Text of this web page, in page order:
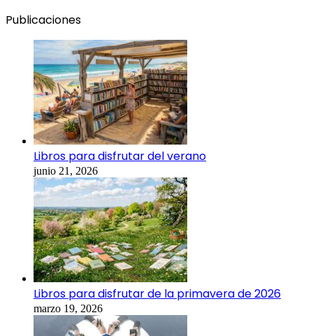
Publicaciones
Libros para disfrutar del verano
junio 21, 2026
Libros para disfrutar de la primavera de 2026
marzo 19, 2026